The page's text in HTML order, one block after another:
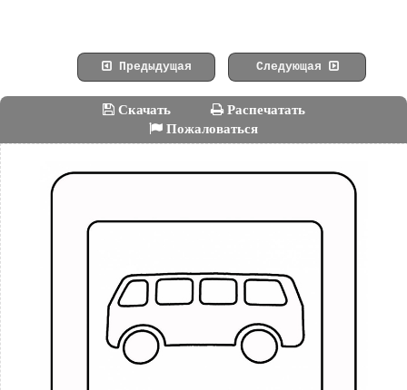
Предыдущая Следующая
Скачать
Распечатать
Пожаловаться